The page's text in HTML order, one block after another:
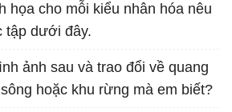
họa cho mỗi kiểu nhân hóa nêu
tập dưới đây.
ảnh sau và trao đổi về quang
hoặc khu rừng mà em biết?